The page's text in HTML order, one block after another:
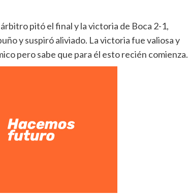
pitó el final y la victoria de Boca 2-1,
y suspiró aliviado. La victoria fue valiosa y
pero sabe que para él esto recién comienza.